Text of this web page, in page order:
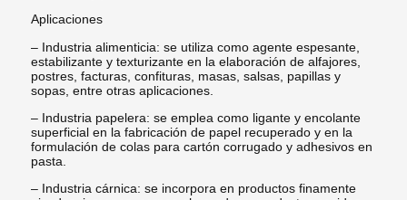
Aplicaciones
– Industria alimenticia: se utiliza como agente espesante,
estabilizante y texturizante en la elaboración de alfajores,
postres, facturas, confituras, masas, salsas, papillas y
sopas, entre otras aplicaciones.
– Industria papelera: se emplea como ligante y encolante
superficial en la fabricación de papel recuperado y en la
formulación de colas para cartón corrugado y adhesivos en
pasta.
– Industria cárnica: se incorpora en productos finamente